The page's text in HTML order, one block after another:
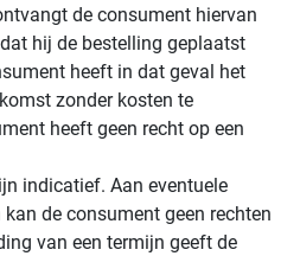
de consument hiervan
hij de bestelling geplaatst
heeft in dat geval het
zonder kosten te
heeft geen recht op een
indicatief. Aan eventuele
de consument geen rechten
van een termijn geeft de